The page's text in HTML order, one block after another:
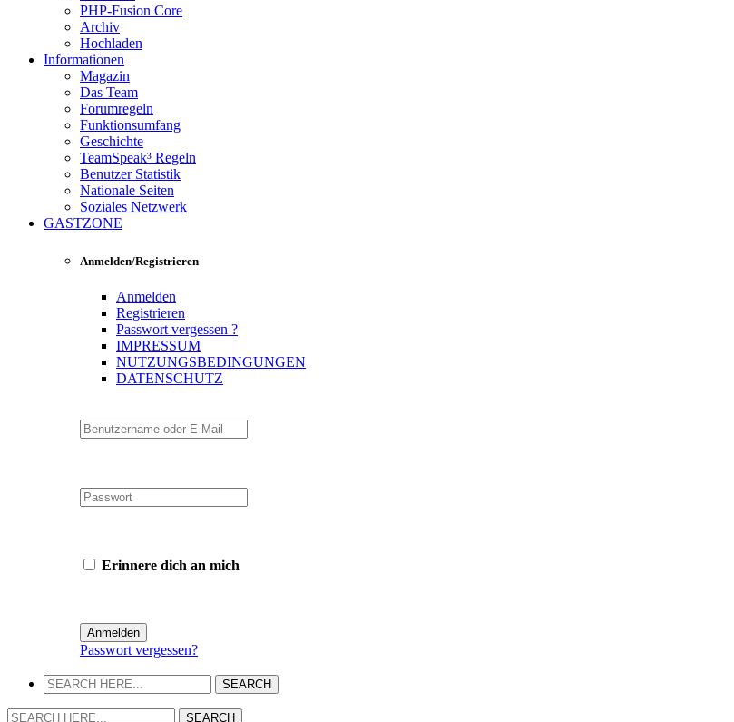
PHP-Fusion Core
Archiv
Hochladen
Informationen
Magazin
Das Team
Forumregeln
Funktionsumfang
Geschichte
TeamSpeak³ Regeln
Benutzer Statistik
Nationale Seiten
Soziales Netzwerk
GASTZONE
Anmelden/Registrieren
Anmelden
Registrieren
Passwort vergessen ?
IMPRESSUM
NUTZUNGSBEDINGUNGEN
DATENSCHUTZ
Erinnere dich an mich
Passwort vergessen?